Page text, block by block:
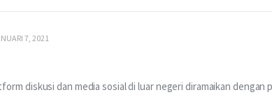
7, 2021
diskusi dan media sosial di luar negeri diramaikan dengan